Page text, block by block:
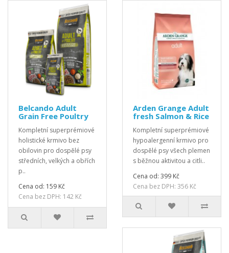
Belcando Adult
Grain Free Poultry
Kompletní superprémiové
holistické krmivo bez
obilovin pro dospělé psy
středních, velkých a obřích
p..
Cena od: 159 Kč
Cena bez DPH: 142 Kč
Arden Grange Adult
fresh Salmon & Rice
Kompletní superprémiové
hypoalergenní krmivo pro
dospělé psy všech plemen
s běžnou aktivitou a citli..
Cena od: 399 Kč
Cena bez DPH: 356 Kč